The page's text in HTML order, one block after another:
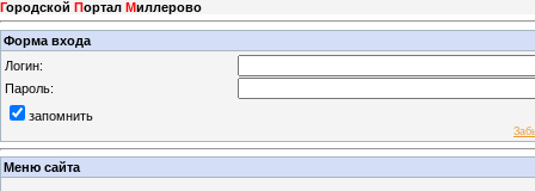
Городской Портал Миллерово
Форма входа
Логин:
Пароль:
запомнить
Меню сайта